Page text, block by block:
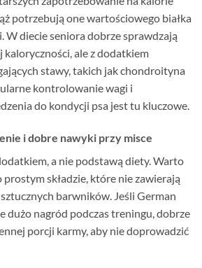
potrzebują one wartościowego białka
W diecie seniora dobrze sprawdzają
kaloryczności, ale z dodatkiem
stawy, takich jak chondroityna
kontrolowanie wagi i
do kondycji psa jest tu kluczowe.
i dobre nawyki przy misce
a nie podstawą diety. Warto
prostym składzie, które nie zawierają
barwników. Jeśli German
dużo nagród podczas treningu, dobrze
porcji karmy, aby nie doprowadzić